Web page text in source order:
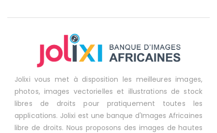
Jolixi vous met à disposition les meilleures images,
photos, images vectorielles et illustrations de stock
libres de droits pour pratiquement toutes les
applications. Jolixi est une banque d'Images Africaines
libre de droits. Nous proposons des images de hautes